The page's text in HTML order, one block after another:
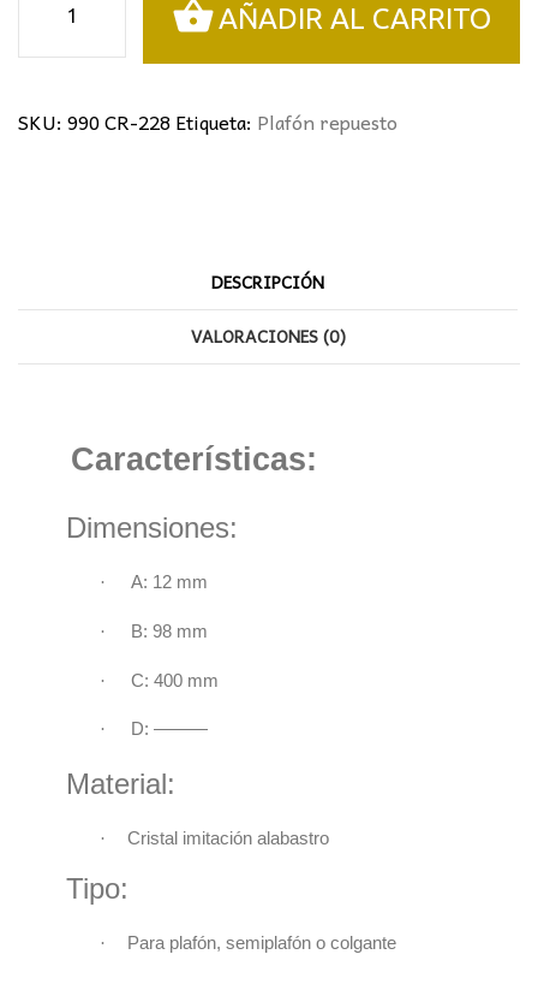
plafón
AÑADIR AL CARRITO
SKU: 990 CR-228 Etiqueta: Plafón repuesto
DESCRIPCIÓN
VALORACIONES (0)
Características:
Dimensiones:
· A: 12 mm
· B: 98 mm
· C: 400 mm
· D: ———
Material:
· Cristal imitación alabastro
Tipo:
· Para plafón, semiplafón o colgante